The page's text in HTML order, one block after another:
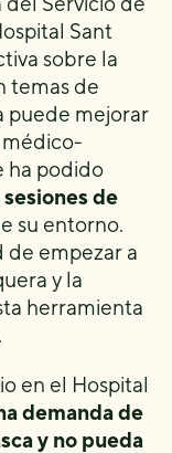
Sant
sobre la
temas de
puede mejorar
médico-
ha podido
de
su entorno.
de empezar a
y la
herramienta
en el Hospital
demanda de
y no pueda